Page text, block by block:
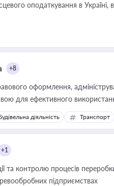
оподаткування в Україні,
+8
оформлення,
для ефективного
діяльність Транспорт
+1
та контролю процесів
підприємствах